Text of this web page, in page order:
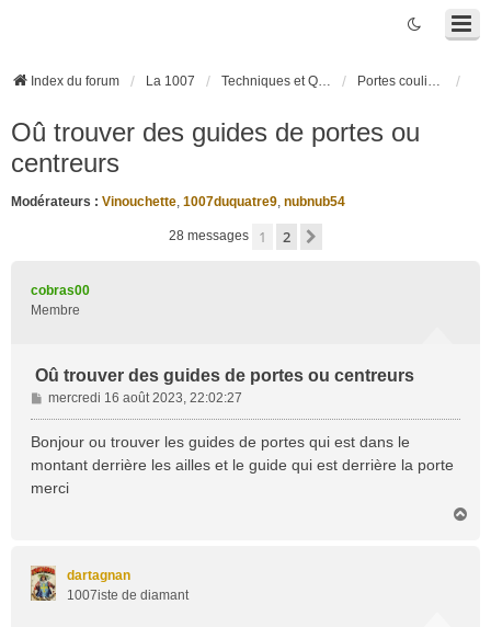
Index du forum La 1007 Techniques et Questions Portes coulissantes électriques
Oû trouver des guides de portes ou
centreurs
Modérateurs : Vinouchette, 1007duquatre9, nubnub54
28 messages 1 2
cobras00
Membre
Oû trouver des guides de portes ou centreurs
M
e
s
g
mercredi 16 août 2023, 22:02:27
Bonjour ou trouver les guides de portes qui est dans le
montant derrière les ailles et le guide qui est derrière la porte
merci
dartagnan
1007iste de diamant